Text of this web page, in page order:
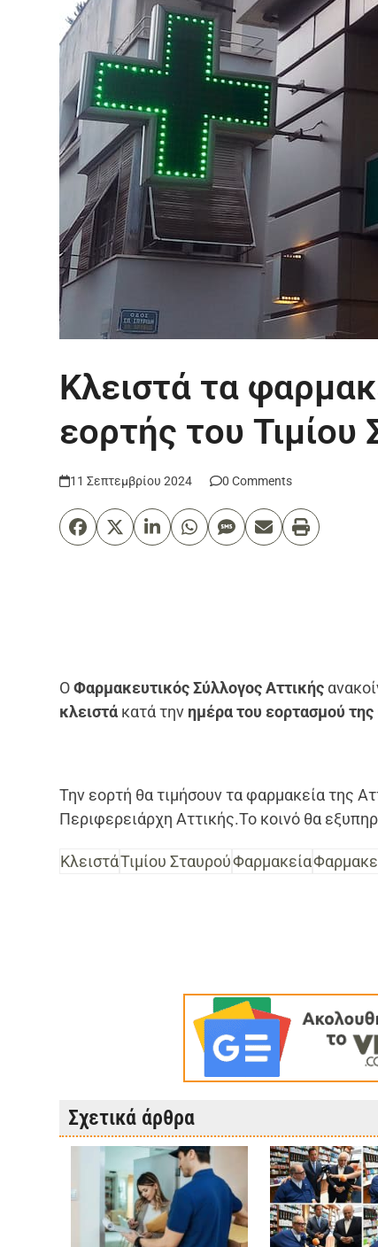
Κλειστά τα
εορτής του Τιμίου
11 Σεπτεμβρίου 2024 0 Comments
ΟΦαρμακευτικός Σύλλογος Αττικής
κλειστά κατά την ημέρα του εορτασμού
Την εορτή θα τιμήσουν τα φαρμακεία της
Περιφερειάρχη Αττικής.Το κοινό θα
ΚλειστάΤιμίου ΣταυρούΦαρμακεία
Σχετικά άρθρα